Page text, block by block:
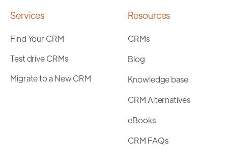
Services
Find Your CRM
Test drive CRMs
Migrate to a New CRM
Resources
CRMs
Blog
Knowledge base
CRM Alternatives
eBooks
CRM FAQs